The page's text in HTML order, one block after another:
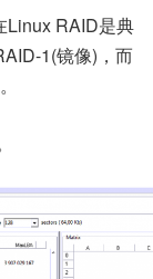
Linux RAID是典
1(镜像)，而